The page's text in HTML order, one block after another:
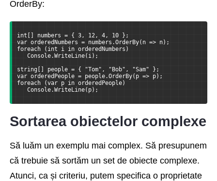
OrderBy:
int[] numbers = { 3, 12, 4, 10 };
var orderedNumbers = numbers.OrderBy(n => n);
foreach (int i in orderedNumbers)
Console.WriteLine(i);
string[] people = { "Tom", "Bob", "Sam" };
var orderedPeople = people.OrderBy(p => p);
foreach (var p in orderedPeople)
Console.WriteLine(p);
Sortarea obiectelor complexe
Să luăm un exemplu mai complex. Să presupunem
că trebuie să sortăm un set de obiecte complexe.
Atunci, ca și criteriu, putem specifica o proprietate